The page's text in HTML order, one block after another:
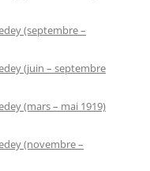
(septembre –
(juin – septembre
(mars – mai 1919)
(novembre –